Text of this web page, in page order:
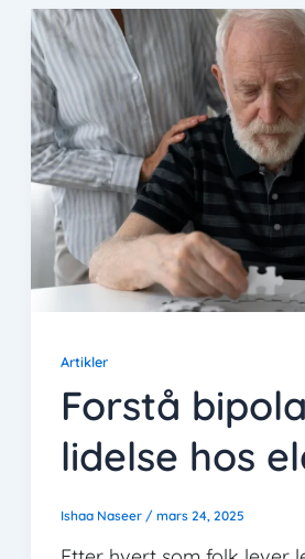
Artikler
Forstå
lidelse hos
Ishaa Naseer / mars 24, 2025